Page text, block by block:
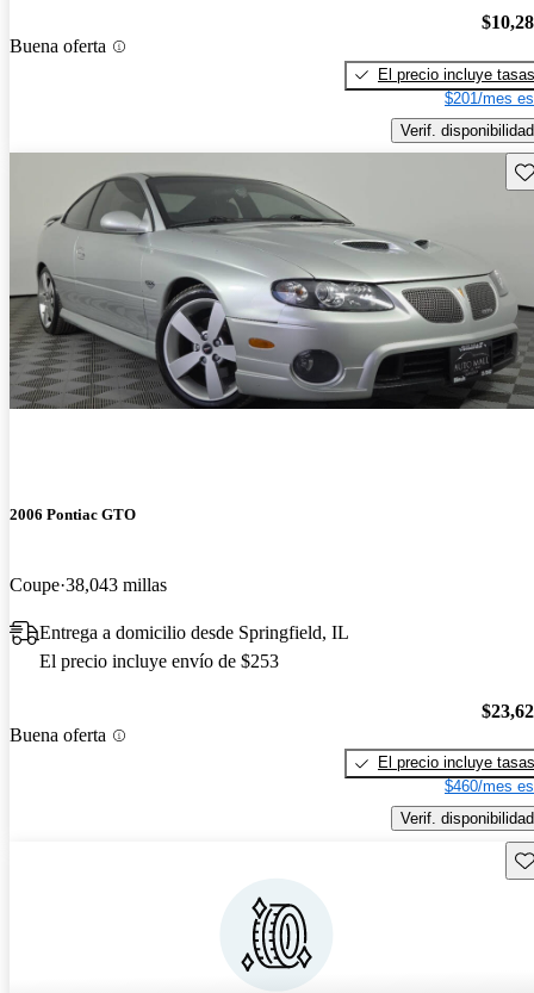
Buena oferta
El precio incluye tasas
$201/mes
Verif. disponibilidad
2006 Pontiac GTO
Coupe 38,043 millas
Entrega a domicilio desde Springfield, IL
El precio incluye envío de $253
Buena oferta
El precio incluye tasas
$460/mes
Verif. disponibilidad